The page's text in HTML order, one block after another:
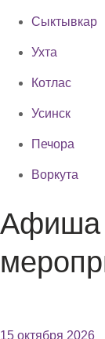
Сыктывкар
Ухта
Котлас
Усинск
Печора
Воркута
Афиша
15 октября 2026